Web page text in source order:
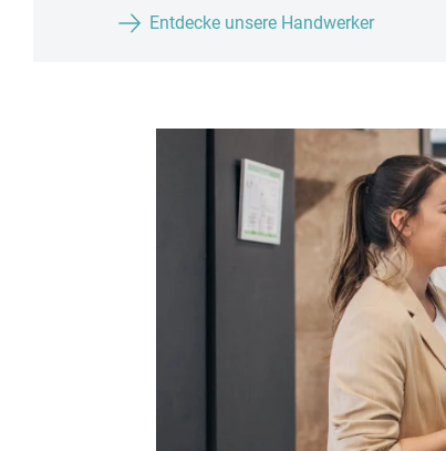
Entdecke unsere Handwerker